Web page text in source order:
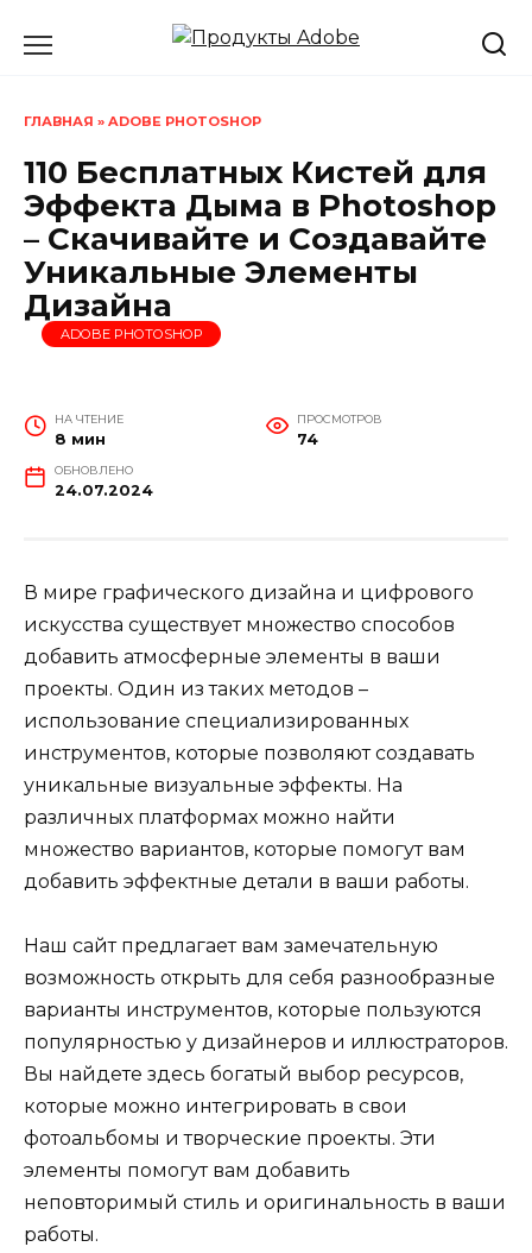
ГЛАВНАЯ » ADOBE PHOTOSHOP
110 Бесплатных Кистей для
Эффекта Дыма в Photoshop
– Скачивайте и Создавайте
Уникальные Элементы
Дизайна
ADOBE PHOTOSHOP
НА ЧТЕНИЕ
8 мин
ПРОСМОТРОВ
74
ОБНОВЛЕНО
24.07.2024
В мире графического дизайна и цифрового
искусства существует множество способов
добавить атмосферные элементы в ваши
проекты. Один из таких методов –
использование специализированных
инструментов, которые позволяют создавать
уникальные визуальные эффекты. На
различных платформах можно найти
множество вариантов, которые помогут вам
добавить эффектные детали в ваши работы.
Наш сайт предлагает вам замечательную
возможность открыть для себя разнообразные
варианты инструментов, которые пользуются
популярностью у дизайнеров и иллюстраторов.
Вы найдете здесь богатый выбор ресурсов,
которые можно интегрировать в свои
фотоальбомы и творческие проекты. Эти
элементы помогут вам добавить
неповторимый стиль и оригинальность в ваши
работы.